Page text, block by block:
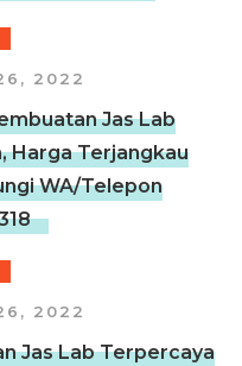
2022
Jas Lab
Harga Terjangkau
WA/Telepon
2022
Jas Lab Terpercaya